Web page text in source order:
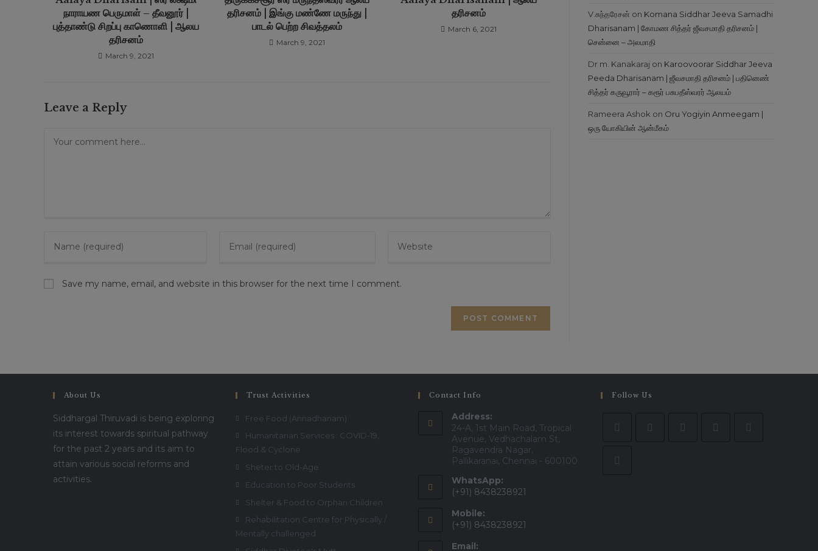
நாராயண பெருமாள் – தீவனூர் |
புத்தாண்டு சிறப்பு காணொளி | ஆலய
தரிசனம்
March 9, 2021
தரிசனம் | இங்கு மண்ணே மருந்து |
பாடல் பெற்ற சிவத்தலம்
March 9, 2021
தரிசனம்
March 6, 2021
Leave a Reply
Save my name, email, and website in this browser for the next time I comment.
V.சுந்தரேசன் on Komana Siddhar Jeeva Samadhi
Dharisanam | கோமண சித்தர் ஜீவசமாதி தரிசனம் |
சென்னை – அலமாதி
Dr m. Kanakaraj on Karoovoorar Siddhar Jeeva
Peeda Dharisanam | ஜீவசமாதி தரிசனம் | பதினெண்
சித்தர் கருவூரார் – கரூர் பசுபதீஸ்வரர் ஆலயம்
Rameera Ashok on Oru Yogiyin Anmeegam |
ஒரு யோகியின் ஆன்மீகம்
About Us
Siddhargal Thiruvadi is being exploring
its interest towards spiritual pathway
for the past 2 years and its aim to
attain various social reforms and
activities.
Trust Activities
Free Food (Annadhanam)
Humanitarian Services : COVID-19,
Flood & Cyclone
Sheter to Old-Age
Education to Poor Students
Shelter & Food to Orphan Children
Rehabilitation Centre for Physically /
Mentally challenged
Contact Info
Address:
24-A, 1st Main Road, Tropical
Avenue, Vedhachalam St,
Ragavendra Nagar,
Pallikaranai, Chennai - 600100
WhatsApp:
(+91) 8438238921
Mobile:
(+91) 8438238921
Email:
Follow Us